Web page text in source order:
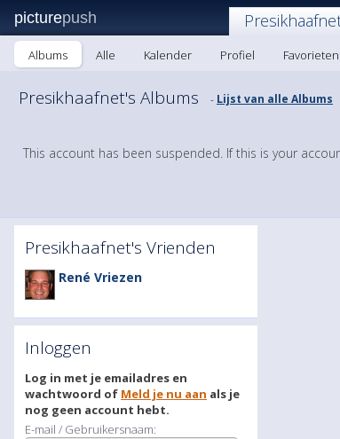
picturepush
Albums Alle Kalender Profiel Favorieten
Presikhaafnet's Albums - Lijst van alle Albums
This account has been suspended. If this is your
Presikhaafnet's Vrienden
René Vriezen
Inloggen
Log in met je emailadres en
wachtwoord of Meld je nu aan als je
nog geen account hebt.
E-mail / Gebruikersnaam: